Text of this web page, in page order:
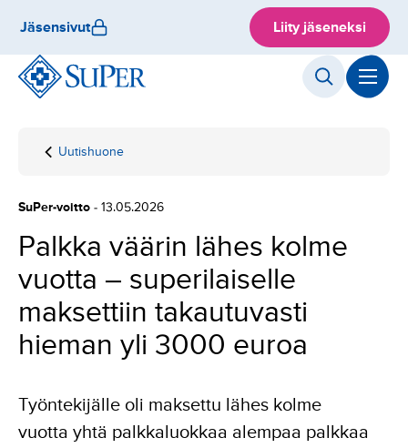
sisältöön
Jäsensivut Liity jäseneksi
Etusivu
Uutishuone
Palkka väärin
superilaiselle
maksettiin
takautuvasti
hieman yli
3000 euroa
SuPer-voitto - 13.05.2026
Palkka väärin lähes kolme
vuotta – superilaiselle
maksettiin takautuvasti
hieman yli 3000 euroa
Työntekijälle oli maksettu lähes kolme
vuotta yhtä palkkaluokkaa alempaa palkkaa